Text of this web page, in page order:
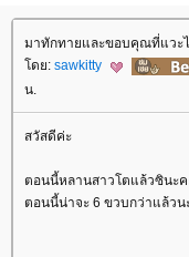
มาทักทายและขอบคุณที่แวะ
ดย: sawkitty
น.
สวัสดีค่ะ
ตอนนี้หลานสาวโตแล้วซินะ
ตอนนี้น่าจะ 6 ขวบกว่าแล้วน